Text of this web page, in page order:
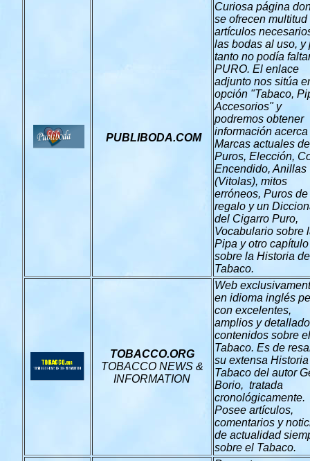
PUBLIBODA.COM
Curiosa página
se ofrecen multitud
artículos
las bodas al uso, y
tanto no podía
PURO. El enlace
adjunto nos sitúa
opción "Tabaco,
Accesorios" y
podremos obtener
información acerca
Marcas actuales de
Puros, Elección,
Encendido, Anillas
(Vitolas), mitos
erróneos, Puros de
regalo y un
del Cigarro Puro,
Vocabulario sobre
Pipa y otro capítulo
sobre la Historia
Tabaco.
TOBACCO.ORG
TOBACCO NEWS &
INFORMATION
Web
en idioma inglés
con excelentes,
amplios y
contenidos sobre el
Tabaco. Es de
su extensa
Tabaco del autor
Borio, tratada
cronológicamente.
Posee artículos,
comentarios y
de actualidad
sobre el Tabaco.